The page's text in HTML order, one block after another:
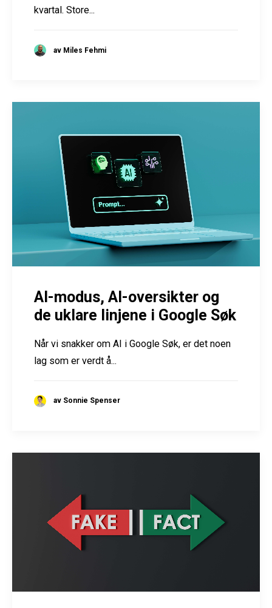
kvartal. Store...
av Miles Fehmi
AI-modus, AI-oversikter og
de uklare linjene i Google Søk
Når vi snakker om AI i Google Søk, er det noen
lag som er verdt å...
av Sonnie Spenser